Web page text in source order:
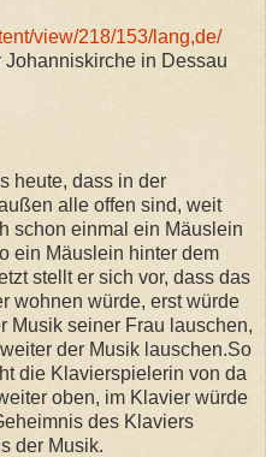
view/218/153/lang,de/
in Dessau
heute, dass in der
alle offen sind, weit
schon einmal ein Mäuslein
ein Mäuslein hinter dem
stellt er sich vor, dass das
wohnen würde, erst würde
Musik seiner Frau lauschen,
der Musik lauschen.So
die Klavierspielerin von da
oben, im Klavier würde
des Klaviers
der Musik.